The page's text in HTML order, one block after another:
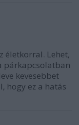
életkorral. Lehet,
párkapcsolatban
kevesebbet
hogy ez a hatás